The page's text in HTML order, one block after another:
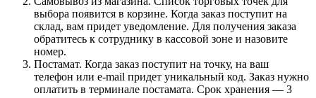
выбора появится в корзине. Когда заказ поступит на
склад, вам придет уведомление. Для получения заказа
обратитесь к сотруднику в кассовой зоне и назовите
номер.
Постамат. Когда заказ поступит на точку, на ваш
телефон или e-mail придет уникальный код. Заказ нужно
оплатить в терминале постамата. Срок хранения — 3